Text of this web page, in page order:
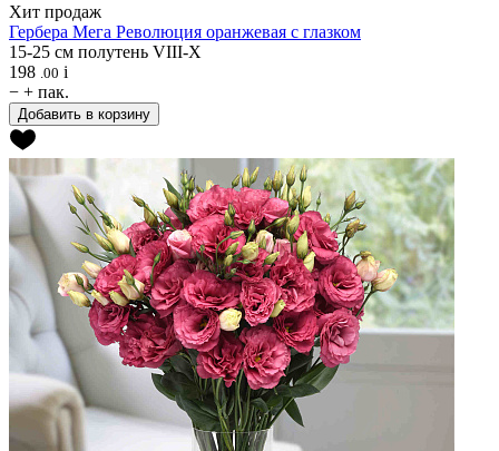
Хит продаж
Гербера Мега Революция оранжевая с глазком
15-25 см полутень VIII-X
198 .00 i
− + пак.
Добавить в корзину